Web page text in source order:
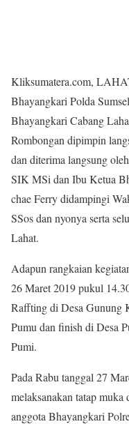
Kliksumatera.com,
Bhayangkari Polda
Bhayangkari Cabang
Rombongan dipimpin
dan diterima langsung
SIK MSi dan Ibu Ketua
chae Ferry didampingi
SSos dan nyonya serta
Lahat.
Adapun rangkaian
26 Maret 2019 pukul
Raffting di Desa Gunung
Pumu dan finish di Desa
Pumi.
Pada Rabu tanggal 27
melaksanakan tatap muka
anggota Bhayangkari